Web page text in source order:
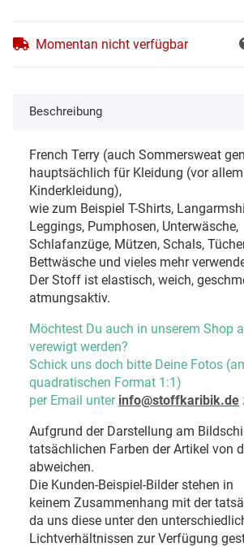
Momentan nicht verfügbar
Beschreibung
French Terry (auch Sommersweat
hauptsächlich für Kleidung (vor
Kinderkleidung),
wie zum Beispiel T-Shirts,
Leggings, Pumphosen, Unterwäsche,
Schlafanzüge, Mützen, Schals,
Bettwäsche und vieles mehr
Der Stoff ist elastisch, weich,
atmungsaktiv.
Möchtest Du auch in unserem Shop
verewigt werden?
Schick uns doch bitte Deine Fotos
quadratischen Format 1:1)
per Email unter info@stoffkaribik.de
Aufgrund der Darstellung am
tatsächlichen Farben der Artikel von
abweichen.
Die Kunden-Beispiel-Bilder stehen in
keinem Zusammenhang mit der
da uns diese unter den
Lichtverhältnissen zur Verfügung